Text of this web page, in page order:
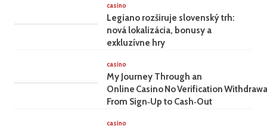
casino
Legiano rozširuje slovenský trh:
nová lokalizácia, bonusy a
exkluzívne hry
casino
My Journey Through an
Online Casino No Verification
From Sign‑Up to Cash‑Out
casino